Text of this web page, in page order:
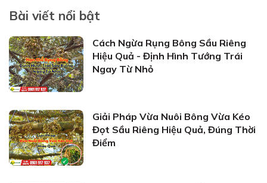
Bài viết nổi bật
Cách Ngừa Rụng Bông Sầu Riêng
Hiệu Quả - Định Hình Tướng Trái
Ngay Từ Nhỏ
Giải Pháp Vừa Nuôi Bông Vừa Kéo
Đọt Sầu Riêng Hiệu Quả, Đúng Thời
Điểm